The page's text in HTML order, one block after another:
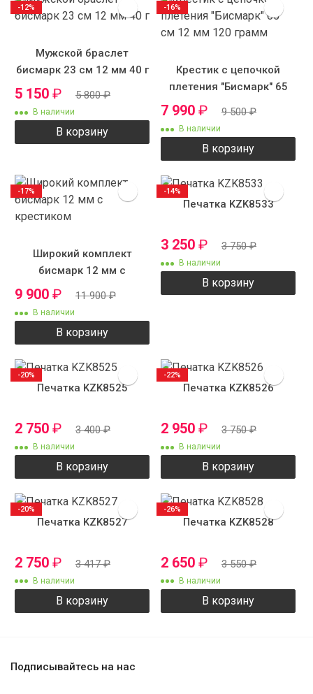
Мужской браслет
бисмарк 23 см 12 мм 40 г
5 150 ₽ 5 800₽
В наличии
В корзину
-12%
Крестик с цепочкой
плетения "Бисмарк" 65
см 12 мм 120 грамм
7 990 ₽ 9 500₽
В наличии
В корзину
-16%
Широкий комплект
бисмарк 12 мм с
крестиком
9 900 ₽ 11 900₽
В наличии
В корзину
-17%
Печатка KZK8533
3 250 ₽ 3 750₽
В наличии
В корзину
-14%
Печатка KZK8525
2 750 ₽ 3 400₽
В наличии
В корзину
-20%
Печатка KZK8526
2 950 ₽ 3 750₽
В наличии
В корзину
-22%
Печатка KZK8527
2 750 ₽ 3 417₽
В наличии
В корзину
-20%
Печатка KZK8528
2 650 ₽ 3 550₽
В наличии
В корзину
-26%
Подписывайтесь на нас